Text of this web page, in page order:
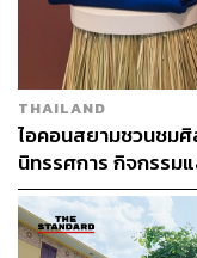
รายได้ออนไล
ความต้องการ
ให้มีความยืดหยุ่
หลาย พร้อมทำ
เวลาที่มีค่าให้ผู้
นานขึ้น
สร้างสมดุลชีวิต
Nature
THAILAND
ไอคอนสยามชวนชม
นิทรรศการ กิจกรรม
แม่ [ADVERTORIAL]